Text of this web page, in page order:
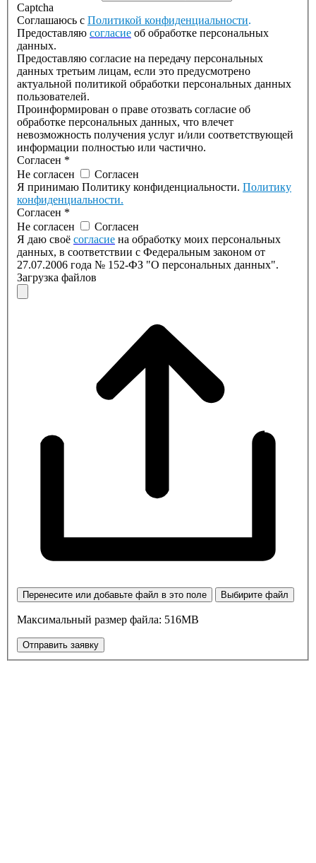
Captcha
Соглашаюсь с Политикой конфиденциальности.
Предоставляю согласие об обработке персональных
данных.
Предоставляю согласие на передачу персональных
данных третьим лицам, если это предусмотрено
актуальной политикой обработки персональных данных
пользователей.
Проинформирован о праве отозвать согласие об
обработке персональных данных, что влечет
невозможность получения услуг и/или соответствующей
информации полностью или частично.
Согласен *
Не согласен
Согласен
Я принимаю Политику конфиденциальности. Политику
конфиденциальности.
Согласен *
Не согласен
Согласен
Я даю своё согласие на обработку моих персональных
данных, в соответствии с Федеральным законом от
27.07.2006 года № 152-ФЗ "О персональных данных".
Загрузка файлов
Перенесите или добавьте файл в это поле Выбирите файл
Максимальный размер файла: 516MB
Отправить заявку